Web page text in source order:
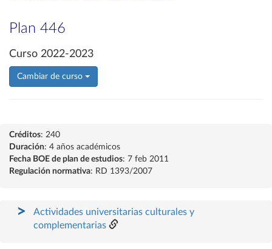
Plan 446
Curso 2022-2023
Cambiar de curso
Créditos: 240
Duración: 4 años académicos
Fecha BOE de plan de estudios: 7 feb 2011
Regulación normativa: RD 1393/2007
Actividades universitarias culturales y
complementarias